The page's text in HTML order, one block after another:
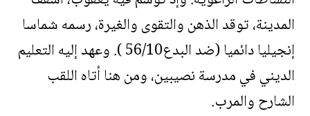
المدينة، توقد الذهن والتقوى والغيرة، رسمه شماسا
إنجيليا دائميا (ضد البدع56/10 ). وعهد إليه التعليم
الديني في مدرسة نصيبين، ومن هنا أتاه اللقب
الشارح والمرب.